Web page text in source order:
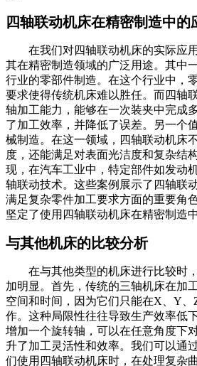
四轴联动机床在精密制造中的
在我们对四轴联动机床的实际应
其在精密制造领域的广泛用途。其中
行业的零部件制造。在这个行业中，
要求使得传统机床难以胜任。而四轴
轴加工能力，能够在一次装夹中完成
了加工效率，并降低了误差。另一个
械制造。在这一领域，四轴联动机床
度，还能满足对表面光洁度和复杂结
现，在汽车工业中，特定部件如发动
轴联动技术。这些案例展示了四轴联
满足复杂零件加工要求方面的重要角
坚定了使用四轴联动机床在精密制造
与其他机床的比较分析
在与其他类型的机床进行比较时
加明显。首先，传统的三轴机床在加
空间和时间，因为它们只能在X、Y
作。这种局限性往往导致生产效率低
增加一个旋转轴，可以在任意角度下
升了加工灵活性和效率。我们可以通
们使用四轴联动机床时，在处理复杂